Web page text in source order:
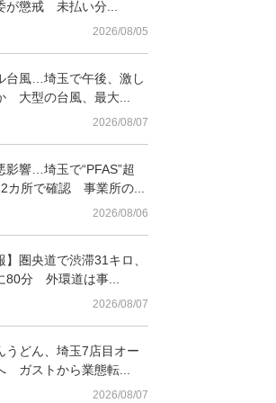
が懲戒 未払い分...
2026/08/05
台風…埼玉で午後、激し
大型の台風、最大...
2026/08/07
影響…埼玉で“PFAS”超
カ所で確認 事業所の...
2026/08/06
】圏央道で渋滞31キロ、
80分 外環道は事...
2026/08/07
うどん、埼玉7店目オー
ガストから業態転...
2026/08/07